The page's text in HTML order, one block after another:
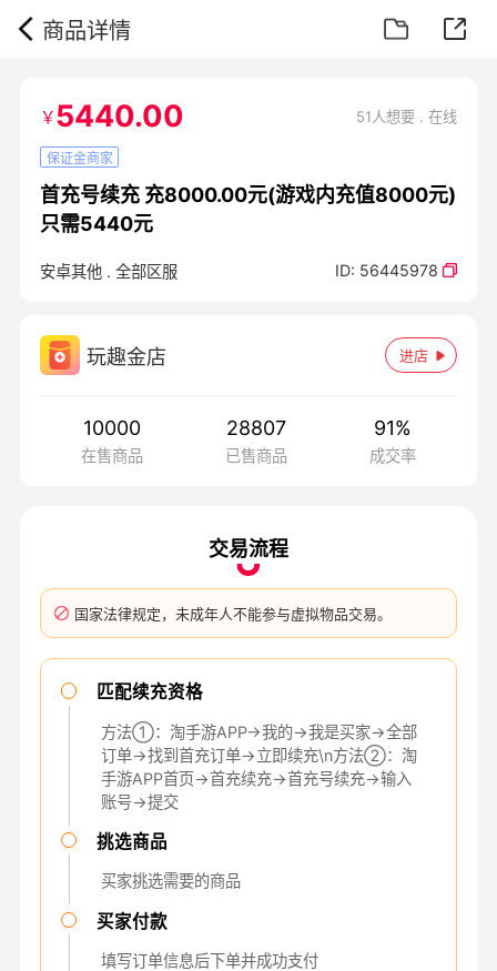
商品详情
￥5440.00 51人想要 . 在线
保证金商家
首充号续充 充8000.00元(游戏内充值8000元)
只需5440元
安卓其他. 全部区服 ID: 56445978
玩趣金店 进店
10000
在售商品
28807
已售商品
91%
成交率
交易流程
国家法律规定，未成年人不能参与虚拟物品交易。
匹配续充资格
方法①：淘手游APP→我的→我是买家→全部
订单→找到首充订单→立即续充\n方法②：淘
手游APP首页→首充续充→首充号续充→输入
账号→提交
挑选商品
买家挑选需要的商品
买家付款
填写订单信息后下单并成功支付